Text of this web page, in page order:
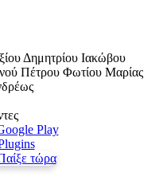
Δημητρίου Ιακώβου
Πέτρου Φωτίου Μαρίας